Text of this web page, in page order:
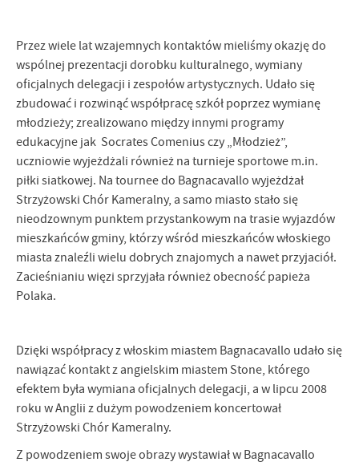
Przez wiele lat wzajemnych kontaktów mieliśmy okazję do
wspólnej prezentacji dorobku kulturalnego, wymiany
oficjalnych delegacji i zespołów artystycznych. Udało się
zbudować i rozwinąć współpracę szkół poprzez wymianę
młodzieży; zrealizowano między innymi programy
edukacyjne jak Socrates Comenius czy „Młodzież”,
uczniowie wyjeżdżali również na turnieje sportowe m.in.
piłki siatkowej. Na tournee do Bagnacavallo wyjeżdżał
Strzyżowski Chór Kameralny, a samo miasto stało się
nieodzownym punktem przystankowym na trasie wyjazdów
mieszkańców gminy, którzy wśród mieszkańców włoskiego
miasta znaleźli wielu dobrych znajomych a nawet przyjaciół.
Zacieśnianiu więzi sprzyjała również obecność papieża
Polaka.
Dzięki współpracy z włoskim miastem Bagnacavallo udało się
nawiązać kontakt z angielskim miastem Stone, którego
efektem była wymiana oficjalnych delegacji, a w lipcu 2008
roku w Anglii z dużym powodzeniem koncertował
Strzyżowski Chór Kameralny.
Z powodzeniem swoje obrazy wystawiał w Bagnacavallo